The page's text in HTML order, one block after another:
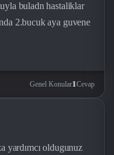
buladn hastaliklar
2.bucuk aya guvene
Genel Konular1Cevap
yardımcı oldugunuz